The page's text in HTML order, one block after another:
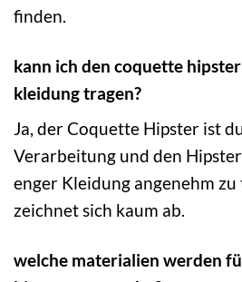
finden.
kann ich den coquette
kleidung tragen?
Ja, der Coquette Hipster ist
Verarbeitung und den
enger Kleidung angenehm
zeichnet sich kaum ab.
welche materialien werden